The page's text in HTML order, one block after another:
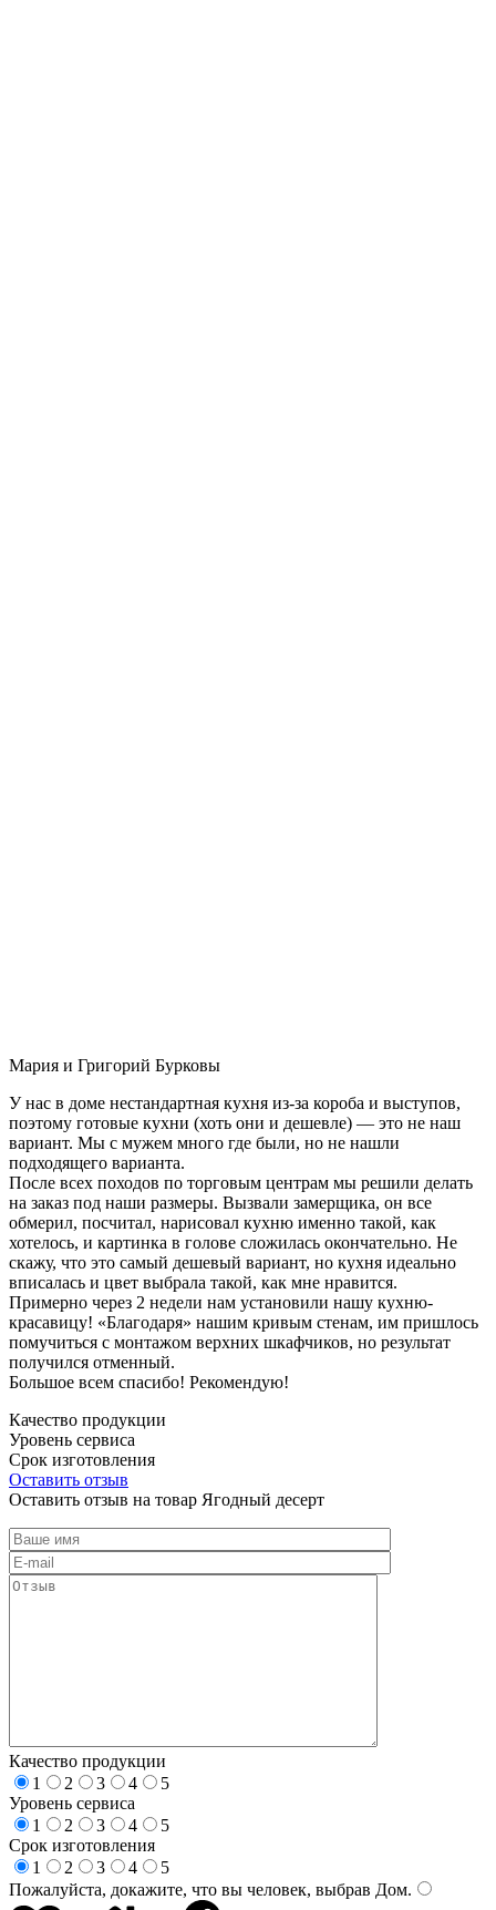
Мария и Григорий Бурковы
У нас в доме нестандартная кухня из-за короба и выступов,
поэтому готовые кухни (хоть они и дешевле) — это не наш
вариант. Мы с мужем много где были, но не нашли
подходящего варианта.
После всех походов по торговым центрам мы решили делать
на заказ под наши размеры. Вызвали замерщика, он все
обмерил, посчитал, нарисовал кухню именно такой, как
хотелось, и картинка в голове сложилась окончательно. Не
скажу, что это самый дешевый вариант, но кухня идеально
вписалась и цвет выбрала такой, как мне нравится.
Примерно через 2 недели нам установили нашу кухню-
красавицу! «Благодаря» нашим кривым стенам, им пришлось
помучиться с монтажом верхних шкафчиков, но результат
получился отменный.
Большое всем спасибо! Рекомендую!
Качество продукции
Уровень сервиса
Срок изготовления
Оставить отзыв
Оставить отзыв на товар Ягодный десерт
Качество продукции
1
2 3 4
5
Уровень сервиса
1
2 3 4
5
Срок изготовления
1
2 3 4
5
Пожалуйста, докажите, что вы человек, выбрав Дом.